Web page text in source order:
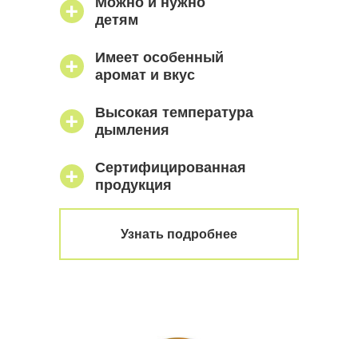
Узнать подробнее
детям
Сертифицированная
продукция
Имеет особенный
аромат и вкус
Высокая температура
дымления